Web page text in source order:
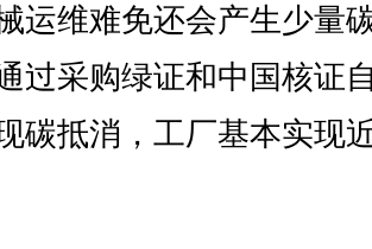
运维难免还会产生少量
过采购绿证和中国核证
碳抵消，工厂基本实现